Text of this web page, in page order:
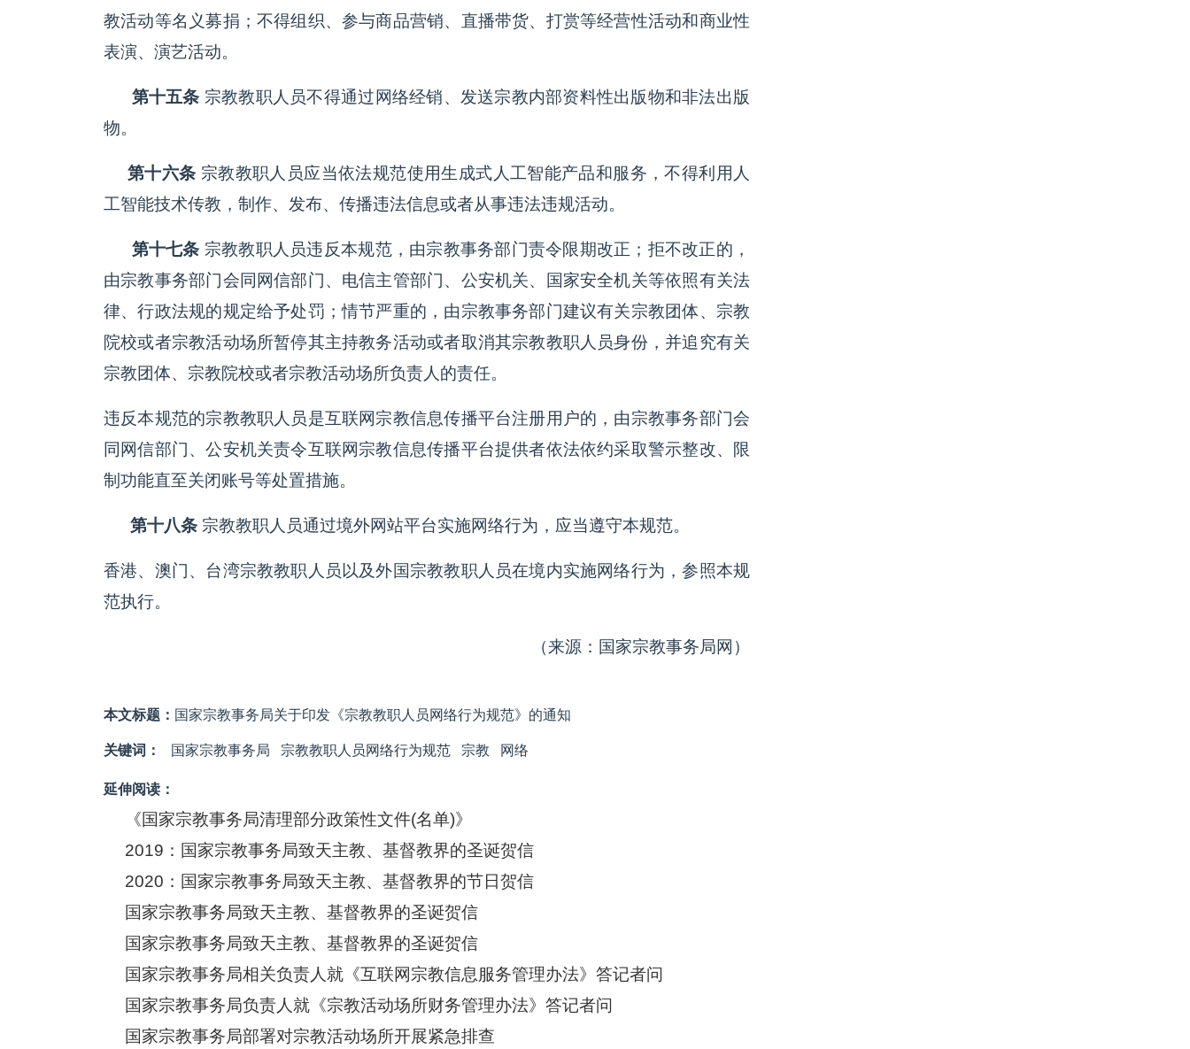
教活动等名义募捐；不得组织、参与商品营销、直播带货、打赏等经营性活动和商业性
表演、演艺活动。
第十五条 宗教教职人员不得通过网络经销、发送宗教内部资料性出版物和非法出版
物。
第十六条 宗教教职人员应当依法规范使用生成式人工智能产品和服务，不得利用人
工智能技术传教，制作、发布、传播违法信息或者从事违法违规活动。
第十七条 宗教教职人员违反本规范，由宗教事务部门责令限期改正；拒不改正的，
由宗教事务部门会同网信部门、电信主管部门、公安机关、国家安全机关等依照有关法
律、行政法规的规定给予处罚；情节严重的，由宗教事务部门建议有关宗教团体、宗教
院校或者宗教活动场所暂停其主持教务活动或者取消其宗教教职人员身份，并追究有关
宗教团体、宗教院校或者宗教活动场所负责人的责任。
违反本规范的宗教教职人员是互联网宗教信息传播平台注册用户的，由宗教事务部门会
同网信部门、公安机关责令互联网宗教信息传播平台提供者依法依约采取警示整改、限
制功能直至关闭账号等处置措施。
第十八条 宗教教职人员通过境外网站平台实施网络行为，应当遵守本规范。
香港、澳门、台湾宗教教职人员以及外国宗教教职人员在境内实施网络行为，参照本规
范执行。
（来源：国家宗教事务局网）
本文标题： 国家宗教事务局关于印发《宗教教职人员网络行为规范》的通知
关键词： 国家宗教事务局 宗教教职人员网络行为规范 宗教 网络
延伸阅读：
《国家宗教事务局清理部分政策性文件(名单)》
2019：国家宗教事务局致天主教、基督教界的圣诞贺信
2020：国家宗教事务局致天主教、基督教界的节日贺信
国家宗教事务局致天主教、基督教界的圣诞贺信
国家宗教事务局致天主教、基督教界的圣诞贺信
国家宗教事务局相关负责人就《互联网宗教信息服务管理办法》答记者问
国家宗教事务局负责人就《宗教活动场所财务管理办法》答记者问
国家宗教事务局部署对宗教活动场所开展紧急排查